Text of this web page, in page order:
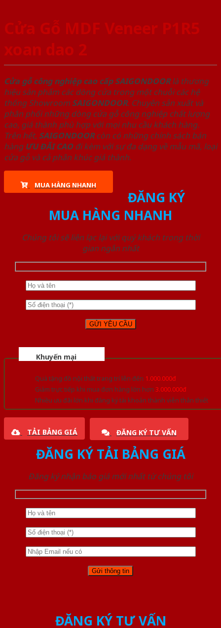
Cửa Gỗ MDF Veneer P1R5
xoan dao 2
Cửa gỗ công nghiệp cao cấp SAIGONDOORlà thương
hiệu sản phẩm các dòng cửa trong một chuỗi các hệ
thống Showroom SAIGONDOOR. Chuyên sản xuất và
phân phối những dòng cửa gỗ công nghiệp chất lượng
cao, giá thành phù hợp với mọi nhu cầu khách hàng.
Trên hết, SAIGONDOORcòn có những chính sách bán
hàng ƯU ĐÃI CAOđi kèm với sự đa dạng về mẫu mã, loại
cửa gỗ và cả phân khúc giá thành.
MUA HÀNG NHANH
ĐĂNG KÝ
MUA HÀNG NHANH
Chúng tôi sẽ liên lạc lại với quý khách trong thời
gian ngắn nhất
Khuyến mại
Quà tặng đồ nội thất trang trí lên đến 1.000.000đ
Giảm trực tiếp khi mua đơn hàng lớn hơn 3.000.000đ
Nhiều ưu đãi lớn khi đăng ký tài khoản thành viên thân thiết
TẢI BẢNG GIÁ ĐĂNG KÝ TƯ VẤN
ĐĂNG KÝ TẢI BẢNG GIÁ
Đăng ký nhận báo giá mới nhất từ chúng tôi
ĐĂNG KÝ TƯ VẤN